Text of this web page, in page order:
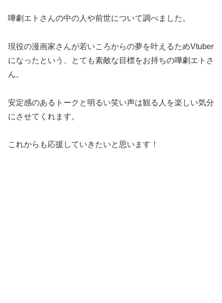
嘩劇エトさんの中の人や前世について調べました。
現役の漫画家さんが若いころからの夢を叶えるためVtuber
になったという、とても素敵な目標をお持ちの嘩劇エトさ
ん。
安定感のあるトークと明るい笑い声は観る人を楽しい気分
にさせてくれます。
これからも応援していきたいと思います！